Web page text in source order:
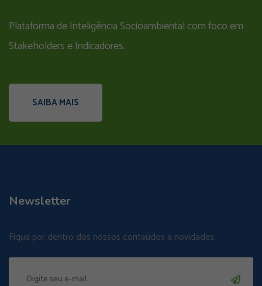
Plataforma de Inteligência Socioambiental com foco em
Stakeholders e Indicadores.
SAIBA MAIS
Newsletter
Fique por dentro dos nossos conteúdos e novidades.